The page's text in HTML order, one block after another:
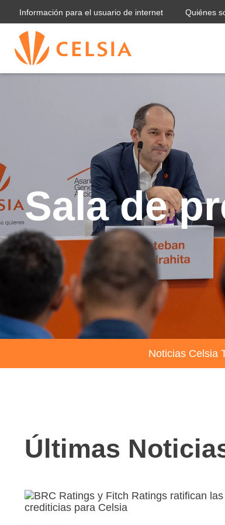
Información para el usuario de internet Quiénes
Sala de
Noticias Celsia
Últimas